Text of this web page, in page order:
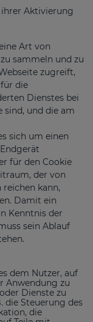
ihrer Aktivierung
Art von
sammeln und zu
zugreift,
die
Dienstes bei
sind, und die am
sich um einen
für den Cookie
der von
kann,
Damit ein
Kenntnis der
sein Ablauf
dem Nutzer, auf
Anwendung zu
Dienste zu
die Steuerung des
die